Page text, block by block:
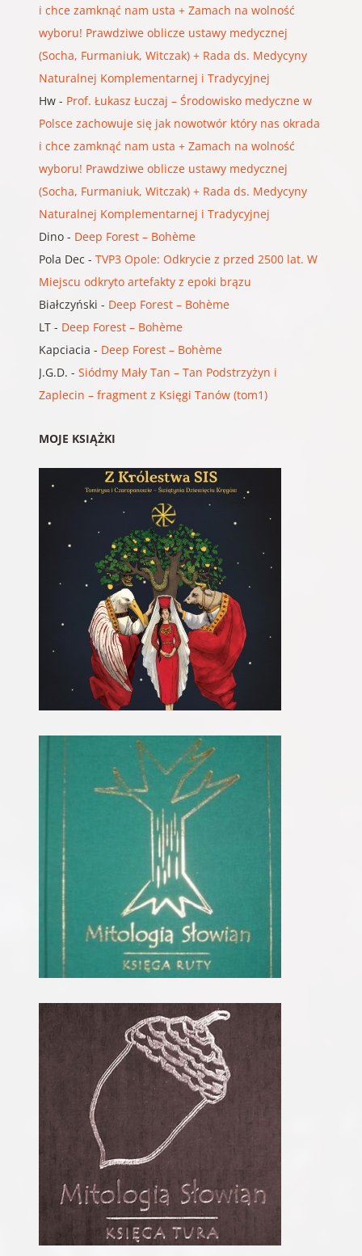
i chce zamknąć nam usta + Zamach na wolność
wyboru! Prawdziwe oblicze ustawy medycznej
(Socha, Furmaniuk, Witczak) + Rada ds. Medycyny
Naturalnej Komplementarnej i Tradycyjnej
Hw- Prof. Łukasz Łuczaj – Środowisko medyczne w
Polsce zachowuje się jak nowotwór który nas okrada
i chce zamknąć nam usta + Zamach na wolność
wyboru! Prawdziwe oblicze ustawy medycznej
(Socha, Furmaniuk, Witczak) + Rada ds. Medycyny
Naturalnej Komplementarnej i Tradycyjnej
Dino- Deep Forest – Bohème
Pola Dec - TVP3 Opole: Odkrycie z przed 2500 lat. W
Miejscu odkryto artefakty z epoki brązu
Białczyński - Deep Forest – Bohème
LT- Deep Forest – Bohème
Kapciacia - Deep Forest – Bohème
J.G.D. - Siódmy Mały Tan – Tan Podstrzyżyn i
Zaplecin – fragment z Księgi Tanów (tom1)
MOJE KSIĄŻKI